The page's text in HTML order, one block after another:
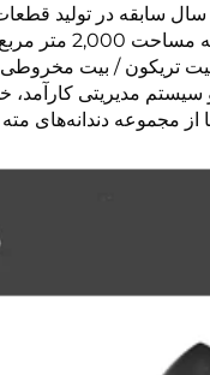
دونگقوان دارد.
تریکون / بیت
کارآمد، خدمات خود را
مجموعه دندانه‌های